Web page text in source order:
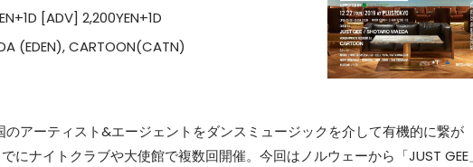
[ADV] 2,200YEN+1D
(EDEN), CARTOON(CATN)
のアーティスト&エージェントをダンスミュージックを介して有機的に繋が
にナイトクラブや大使館で複数回開催。今回はノルウェーから「JUST GEE